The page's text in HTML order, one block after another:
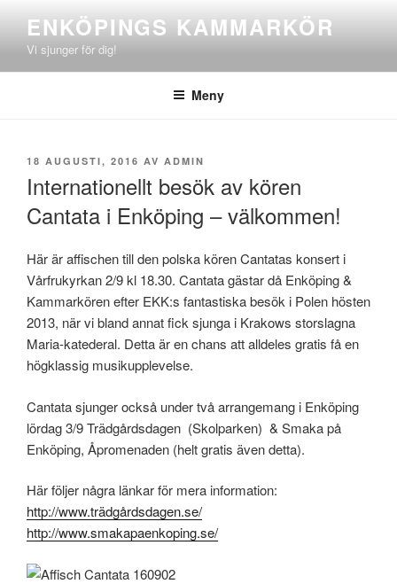
innehåll
ENKÖPINGS KAMMARKÖR
Vi sjunger för dig!
Meny
PUBLICERAT
18 AUGUSTI, 2016 AV ADMIN
Internationellt besök av kören
Cantata i Enköping – välkommen!
Här är affischen till den polska kören Cantatas konsert i
Vårfrukyrkan 2/9 kl 18.30. Cantata gästar då Enköping &
Kammarkören efter EKK:s fantastiska besök i Polen hösten
2013, när vi bland annat fick sjunga i Krakows storslagna
Maria-katederal. Detta är en chans att alldeles gratis få en
högklassig musikupplevelse.
Cantata sjunger också under två arrangemang i Enköping
lördag 3/9 Trädgårdsdagen (Skolparken) & Smaka på
Enköping, Åpromenaden (helt gratis även detta).
Här följer några länkar för mera information:
http://www.trädgårdsdagen.se/
http://www.smakapaenkoping.se/